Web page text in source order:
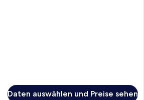
Daten auswählen und Preise sehen